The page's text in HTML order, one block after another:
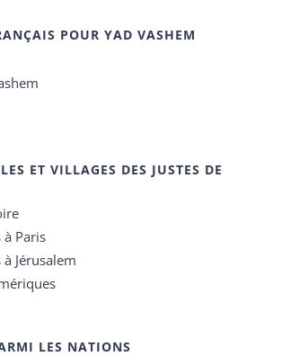
POUR YAD VASHEM
ET VILLAGES DES JUSTES DE
à Paris
à Jérusalem
LES NATIONS